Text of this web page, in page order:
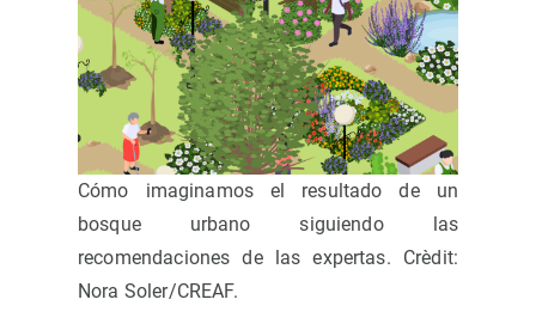
Cómo imaginamos el resultado de un
bosque urbano siguiendo las
recomendaciones de las expertas. Crèdit:
Nora Soler/CREAF.